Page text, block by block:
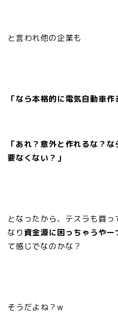
と言われ他の企業も
「なら本格的に電気自動車作
「あれ？意外と作れるな？
要なくない？」
となったから、テスラも買っ
なり資金源に困っちゃうやー
て感じでなのかな？
そうだよね？w